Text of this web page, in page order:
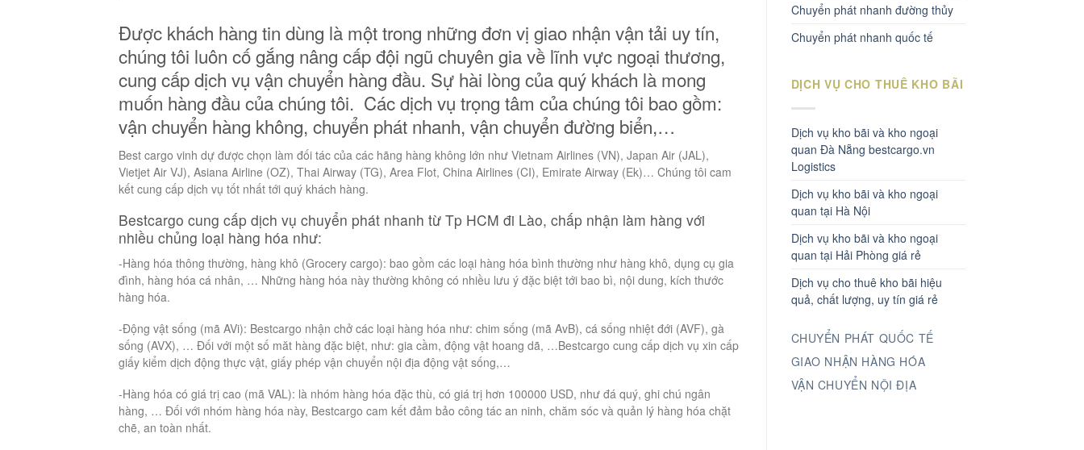
Được khách hàng tin dùng là một trong những đơn vị giao nhận vận tải uy tín,
chúng tôi luôn cố gắng nâng cấp đội ngũ chuyên gia về lĩnh vực ngoại thương,
cung cấp dịch vụ vận chuyển hàng đầu. Sự hài lòng của quý khách là mong
muốn hàng đầu của chúng tôi. Các dịch vụ trọng tâm của chúng tôi bao gồm:
vận chuyển hàng không, chuyển phát nhanh, vận chuyển đường biển,…
Best cargo vinh dự được chọn làm đối tác của các hãng hàng không lớn như Vietnam Airlines (VN), Japan Air (JAL),
Vietjet Air VJ), Asiana Airline (OZ), Thai Airway (TG), Area Flot, China Airlines (CI), Emirate Airway (Ek)… Chúng tôi cam
kết cung cấp dịch vụ tốt nhất tới quý khách hàng.
Bestcargo cung cấp dịch vụ chuyển phát nhanh từ Tp HCM đi Lào, chấp nhận làm hàng với
nhiều chủng loại hàng hóa như:
-Hàng hóa thông thường, hàng khô (Grocery cargo): bao gồm các loại hàng hóa bình thường như hàng khô, dụng cụ gia
đình, hàng hóa cá nhân, … Những hàng hóa này thường không có nhiều lưu ý đặc biệt tới bao bì, nội dung, kích thước
hàng hóa.
-Động vật sống (mã AVi): Bestcargo nhận chở các loại hàng hóa như: chim sống (mã AvB), cá sống nhiệt đới (AVF), gà
sống (AVX), … Đối với một số măt hàng đặc biệt, như: gia cầm, động vật hoang dã, …Bestcargo cung cấp dịch vụ xin cấp
giấy kiểm dịch động thực vật, giấy phép vận chuyển nội địa động vật sống,…
-Hàng hóa có giá trị cao (mã VAL): là nhóm hàng hóa đặc thù, có giá trị hơn 100000 USD, như đá quý, ghi chú ngân
hàng, … Đối với nhóm hàng hóa này, Bestcargo cam kết đảm bảo công tác an ninh, chăm sóc và quản lý hàng hóa chặt
chẽ, an toàn nhất.
Chuyển phát nhanh đường thủy
Chuyển phát nhanh quốc tế
DỊCH VỤ CHO THUÊ KHO BÃI
Dịch vụ kho bãi và kho ngoại
quan Đà Nẵng bestcargo.vn
Logistics
Dịch vụ kho bãi và kho ngoại
quan tại Hà Nội
Dịch vụ kho bãi và kho ngoại
quan tại Hải Phòng giá rẻ
Dịch vụ cho thuê kho bãi hiệu
quả, chất lượng, uy tín giá rẻ
CHUYỂN PHÁT QUỐC TẾ
GIAO NHẬN HÀNG HÓA
VẬN CHUYỂN NỘI ĐỊA